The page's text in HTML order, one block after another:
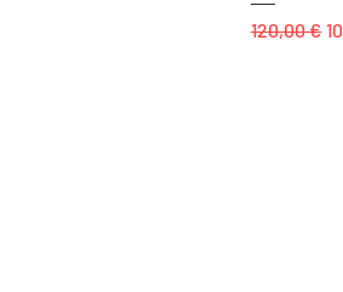
Precio
120,00 €